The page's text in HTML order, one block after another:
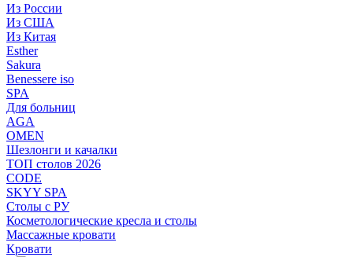
Из России
Из США
Из Китая
Esther
Sakura
Benessere iso
SPA
Для больниц
AGA
OMEN
Шезлонги и качалки
ТОП столов 2026
CODE
SKYY SPA
Столы с РУ
Косметологические кресла и столы
Массажные кровати
Кровати